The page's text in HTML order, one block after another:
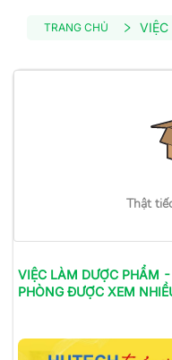
TRANG CHỦ
Thật
VIỆC LÀM DƯỢC PHẨM
PHÒNGĐƯỢC XEM